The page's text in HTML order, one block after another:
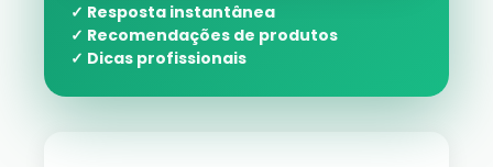
✓ Resposta instantânea
✓ Recomendações de produtos
✓ Dicas profissionais